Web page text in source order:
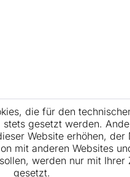
die für den
gesetzt werden.
Website erhöhen, der
mit anderen Websites
werden nur mit Ihrer
gesetzt.